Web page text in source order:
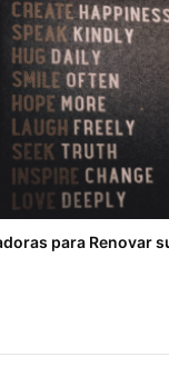
para Renovar